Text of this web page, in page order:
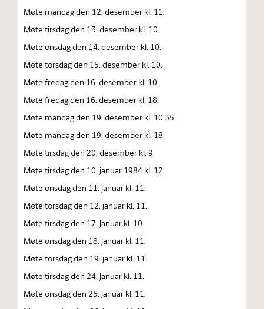
Møte mandag den 12. desember kl. 11.
Møte tirsdag den 13. desember kl. 10.
Møte onsdag den 14. desember kl. 10.
Møte torsdag den 15. desember kl. 10.
Møte fredag den 16. desember kl. 10.
Møte fredag den 16. desember kl. 18.
Møte mandag den 19. desember kl. 10.35.
Møte mandag den 19. desember kl. 18.
Møte tirsdag den 20. desember kl. 9.
Møte tirsdag den 10. januar 1984 kl. 12.
Møte onsdag den 11. januar kl. 11.
Møte torsdag den 12. januar kl. 11.
Møte tirsdag den 17. januar kl. 10.
Møte onsdag den 18. januar kl. 11.
Møte torsdag den 19. januar kl. 11.
Møte tirsdag den 24. januar kl. 11.
Møte onsdag den 25. januar kl. 11.